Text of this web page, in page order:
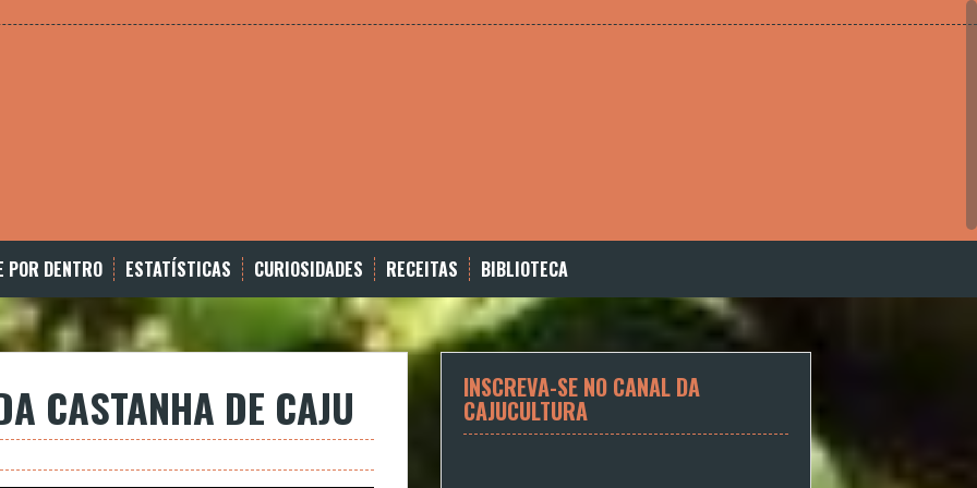
POR DENTRO ESTATÍSTICAS CURIOSIDADES RECEITAS BIBLIOTECA
CASTANHA DE CAJU INSCREVA-SE NO CANAL DA
CAJUCULTURA